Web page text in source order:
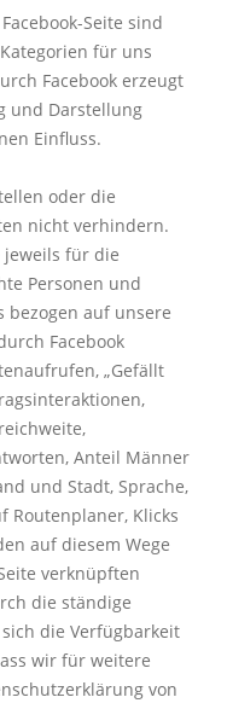
Seite sind
für uns
Facebook erzeugt
und Darstellung
Einfluss.
oder die
nicht verhindern.
jeweils für die
Personen und
bezogen auf unsere
Facebook
„Gefällt
Anteil Männer
und Stadt, Sprache,
Routenplaner, Klicks
auf diesem Wege
verknüpften
die ständige
die Verfügbarkeit
wir für weitere
von